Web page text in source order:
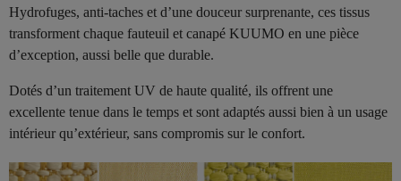
Hydrofuges, anti-taches et d’une douceur surprenante, ces tissus
transforment chaque fauteuil et canapé KUUMO en une pièce
d’exception, aussi belle que durable.
Dotés d’un traitement UV de haute qualité, ils offrent une
excellente tenue dans le temps et sont adaptés aussi bien à un usage
intérieur qu’extérieur, sans compromis sur le confort.